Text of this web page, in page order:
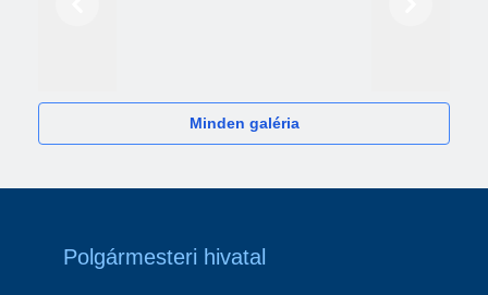
Minden galéria
Polgármesteri hivatal